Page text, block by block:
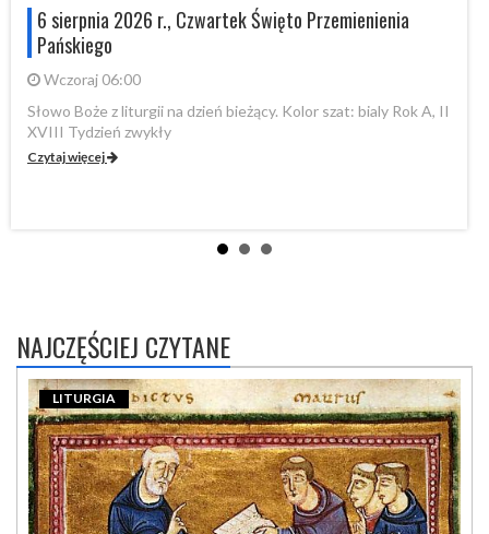
6 sierpnia 2026 r., Czwartek Święto Przemienienia
Pańskiego
Wczoraj 06:00
Słowo Boże z liturgii na dzień bieżący. Kolor szat: bialy Rok A, II
XVIII Tydzień zwykły
Czytaj więcej
NAJCZĘŚCIEJ CZYTANE
LITURGIA